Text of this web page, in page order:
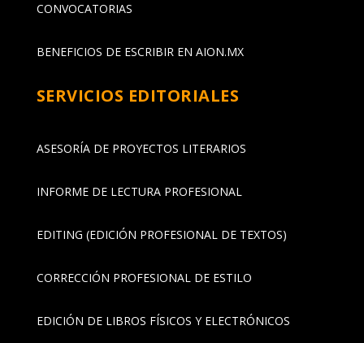
CONVOCATORIAS
BENEFICIOS DE ESCRIBIR EN AION.MX
SERVICIOS EDITORIALES
ASESORÍA DE PROYECTOS LITERARIOS
INFORME DE LECTURA PROFESIONAL
EDITING (EDICIÓN PROFESIONAL DE TEXTOS)
CORRECCIÓN PROFESIONAL DE ESTILO
EDICIÓN DE LIBROS FÍSICOS Y ELECTRÓNICOS